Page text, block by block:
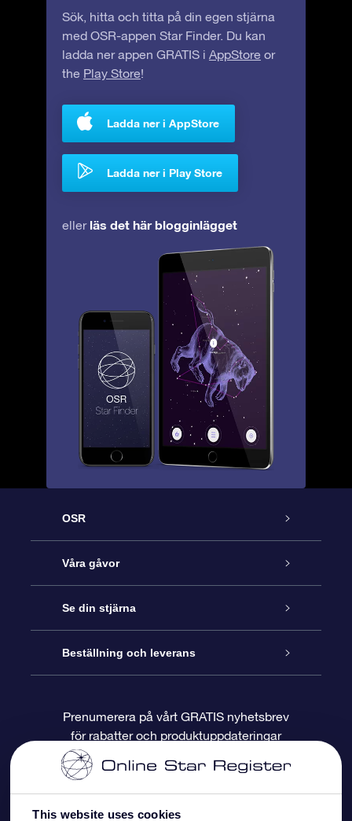
This website uses cookies
Sök, hitta och titta på din egen stjärna
med OSR-appen Star Finder. Du kan
ladda ner appen GRATIS i AppStore or
the Play Store!
Ladda ner i AppStore
Ladda ner i Play Store
eller läs det här blogginlägget
OSR
Kundtjänst
Kontakta oss
Blogg
Recensioner
Våra gåvor
Online-Stjärngåva
OSR Gåvopaket
OSR Presentkort
Företagspresenter
Se din stjärna
Stjärnregiste
Personlig Stjärnsida
One Million Stars
Beställning och leverans
Betalningsinformation
Prenumerera på vårt GRATIS nyhetsbrev
för rabatter och produktuppdateringar